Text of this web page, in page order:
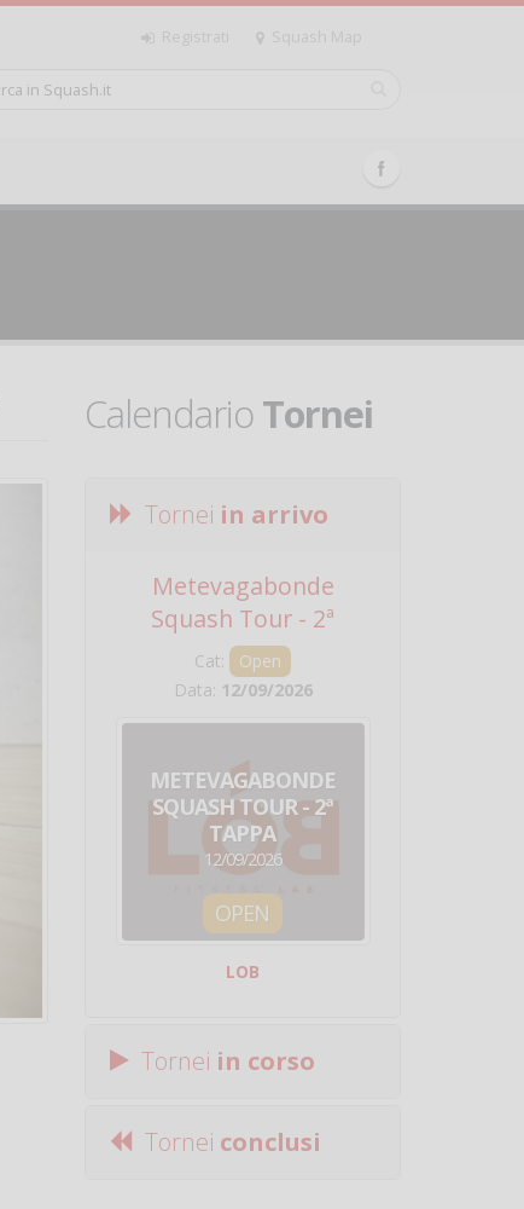
Registrati Squash Map
CalendarioTornei
Tornei in arrivo
Metevagabonde
Squash Tour - 2ª
Tappa
Cat:
Open
Data: 12/09/2026
METEVAGABONDE
SQUASH TOUR - 2ª
TAPPA
12/09/2026
OPEN
LOB
Tornei in corso
Tornei conclusi